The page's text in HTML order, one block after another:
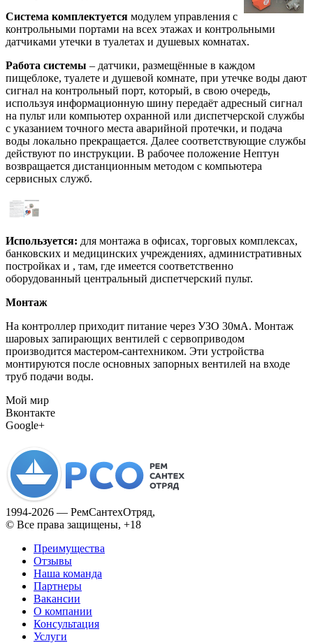
Система комплектуется модулем управления с
контрольными портами на всех этажах и контрольными
датчиками утечки в туалетах и душевых комнатах.
Работа системы – датчики, размещённые в каждом
пищеблоке, туалете и душевой комнате, при утечке воды дают
сигнал на контрольный порт, который, в свою очередь,
используя информационную шину передаёт адресный сигнал
на пульт или компьютер охранной или диспетчерской службы
с указанием точного места аварийной протечки, и подача
воды локально прекращается. Далее соответствующие службы
действуют по инструкции. В рабочее положение Нептун
возвращается дистанционным методом с компьютера
сервисных служб.
Используется: для монтажа в офисах, торговых комплексах,
банковских и медицинских учреждениях, административных
постройках и , там, где имеется соответственно
оборудованный центральный диспетчерский пульт.
Монтаж
На контроллер приходит питание через УЗО 30мА. Монтаж
шаровых запирающих вентилей с сервоприводом
производится мастером-сантехником. Эти устройства
монтируются после основных запорных вентилей на входе
труб подачи воды.
Мой мир
Вконтакте
Google+
1994­-2026 — РемСантехОтряд,
© Все права защищены, +18
Преимущества
Отзывы
Наша команда
Партнеры
Вакансии
О компании
Консультация
Услуги